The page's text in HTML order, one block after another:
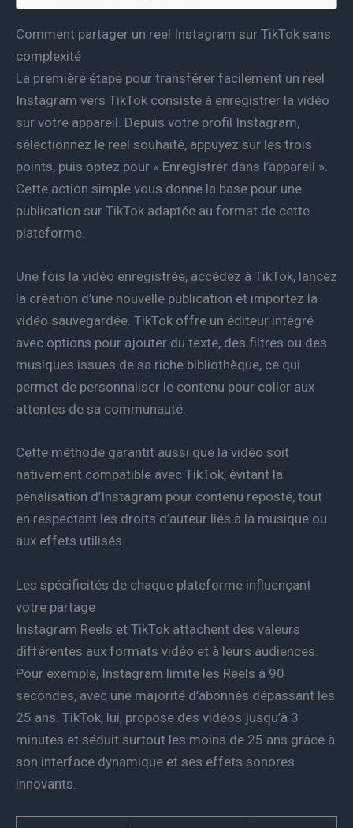
Comment partager un reel Instagram sur TikTok sans
complexité
La première étape pour transférer facilement un reel
Instagram vers TikTok consiste à enregistrer la vidéo
sur votre appareil. Depuis votre profil Instagram,
sélectionnez le reel souhaité, appuyez sur les trois
points, puis optez pour « Enregistrer dans l’appareil ».
Cette action simple vous donne la base pour une
publication sur TikTok adaptée au format de cette
plateforme.
Une fois la vidéo enregistrée, accédez à TikTok, lancez
la création d’une nouvelle publication et importez la
vidéo sauvegardée. TikTok offre un éditeur intégré
avec options pour ajouter du texte, des filtres ou des
musiques issues de sa riche bibliothèque, ce qui
permet de personnaliser le contenu pour coller aux
attentes de sa communauté.
Cette méthode garantit aussi que la vidéo soit
nativement compatible avec TikTok, évitant la
pénalisation d’Instagram pour contenu reposté, tout
en respectant les droits d’auteur liés à la musique ou
aux effets utilisés.
Les spécificités de chaque plateforme influençant
votre partage
Instagram Reels et TikTok attachent des valeurs
différentes aux formats vidéo et à leurs audiences.
Pour exemple, Instagram limite les Reels à 90
secondes, avec une majorité d’abonnés dépassant les
25 ans. TikTok, lui, propose des vidéos jusqu’à 3
minutes et séduit surtout les moins de 25 ans grâce à
son interface dynamique et ses effets sonores
innovants.